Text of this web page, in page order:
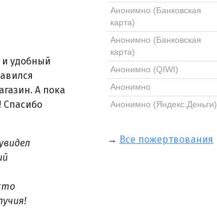
удобный
А пока
Спасибо
Анонимно (Банковская
карта)
Анонимно (Банковская
карта)
Анонимно (QIWI)
Анонимно
Анонимно (Яндекс.Деньги)
→ Все пожертвования